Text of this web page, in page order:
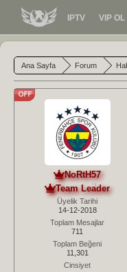
IPTV VIP OL
Ana Sayfa Forum
NoRtH57
Team Leader
Üyelik Tarihi
14-12-2018
Toplam Mesajlar
711
Toplam Beğeni
11,301
Cinsiyet